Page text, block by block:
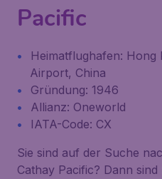
Pacific
Heimatflughafen: Hong
Airport, China
Gründung: 1946
Allianz: Oneworld
IATA-Code: CX
Sie sind auf der Suche
Cathay Pacific? Dann